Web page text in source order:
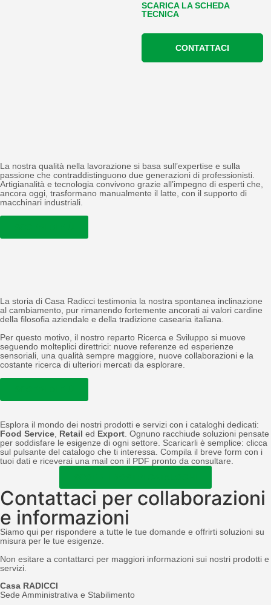
SCARICA LA SCHEDA
TECNICA
CONTATTACI
La nostra qualità nella lavorazione si basa sull’expertise e sulla
passione che contraddistinguono due generazioni di professionisti.
Artigianalità e tecnologia convivono grazie all’impegno di esperti che,
ancora oggi, trasformano manualmente il latte, con il supporto di
macchinari industriali.
La storia di Casa Radicci testimonia la nostra spontanea inclinazione
al cambiamento, pur rimanendo fortemente ancorati ai valori cardine
della filosofia aziendale e della tradizione casearia italiana.
Per questo motivo, il nostro reparto Ricerca e Sviluppo si muove
seguendo molteplici direttrici: nuove referenze ed esperienze
sensoriali, una qualità sempre maggiore, nuove collaborazioni e la
costante ricerca di ulteriori mercati da esplorare.
Esplora il mondo dei nostri prodotti e servizi con i cataloghi dedicati:
Food Service Retail ed Export . Ognuno racchiude soluzioni pensate
per soddisfare le esigenze di ogni settore. Scaricarli è semplice: clicca
sul pulsante del catalogo che ti interessa. Compila il breve form con i
tuoi dati e riceverai una mail con il PDF pronto da consultare.
Contattaci per collaborazioni
e informazioni
Siamo qui per rispondere a tutte le tue domande e offrirti soluzioni su
misura per le tue esigenze.
Non esitare a contattarci per maggiori informazioni sui nostri prodotti e
servizi.
Casa RADICCI
Sede Amministrativa e Stabilimento